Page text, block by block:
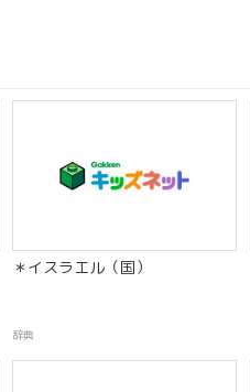
＊イスラエル（国）
辞典